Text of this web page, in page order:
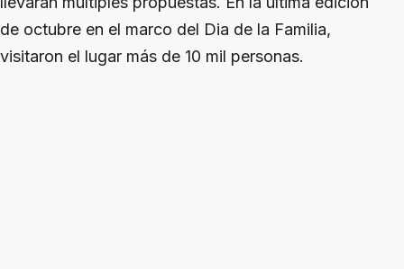
de octubre en el marco del Dia de la Familia,
visitaron el lugar más de 10 mil personas.